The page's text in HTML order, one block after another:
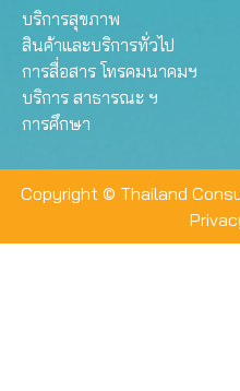
บริการสุขภาพ
สินค้าและบริการทั่วไป
การสื่อสาร โทรคมนาคมฯ
บริการ สาธารณะ ฯ
การศึกษา
Copyright © Thailand